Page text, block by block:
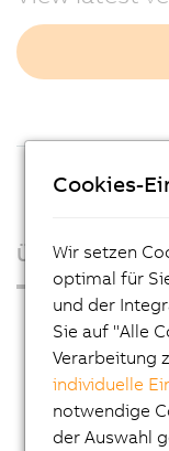
Über uns
Presse
Blog
AutoMates
E-Mail-Service
Cookies-
Wir setzen
optimal für
und der
Sie auf "Alle
Verarbeitung
individuelle
notwendige
der Auswahl